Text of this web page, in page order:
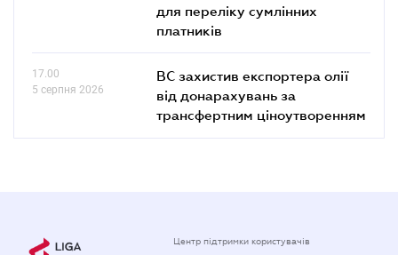
для переліку сумлінних
платників
17.00
5 серпня 2026
ВС захистив експортера олії
від донарахувань за
трансфертним ціноутворенням
Центр підтримки користувачів